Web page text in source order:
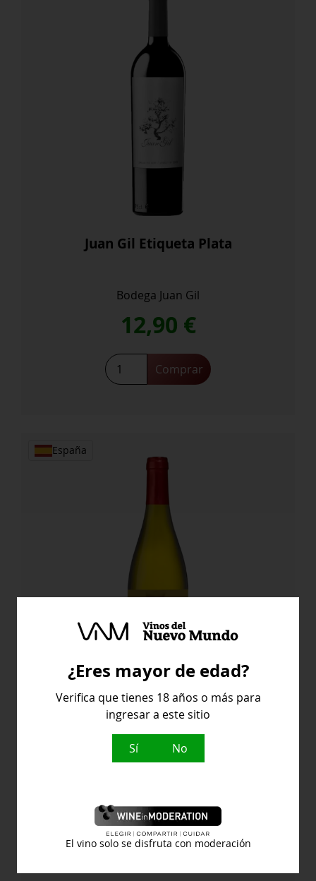
Juan Gil Etiqueta Plata
Bodega Juan Gil
12,90 €
Juan
Gil
Comprar
España
JUAN GIL MOSCATEL SECO
Bodega Juan Gil
JUAN
GIL
Comprar
¿Eres mayor de edad?
Verifica que tienes 18 años o más para
ingresar a este sitio
Sí No
El vino solo se disfruta con moderación